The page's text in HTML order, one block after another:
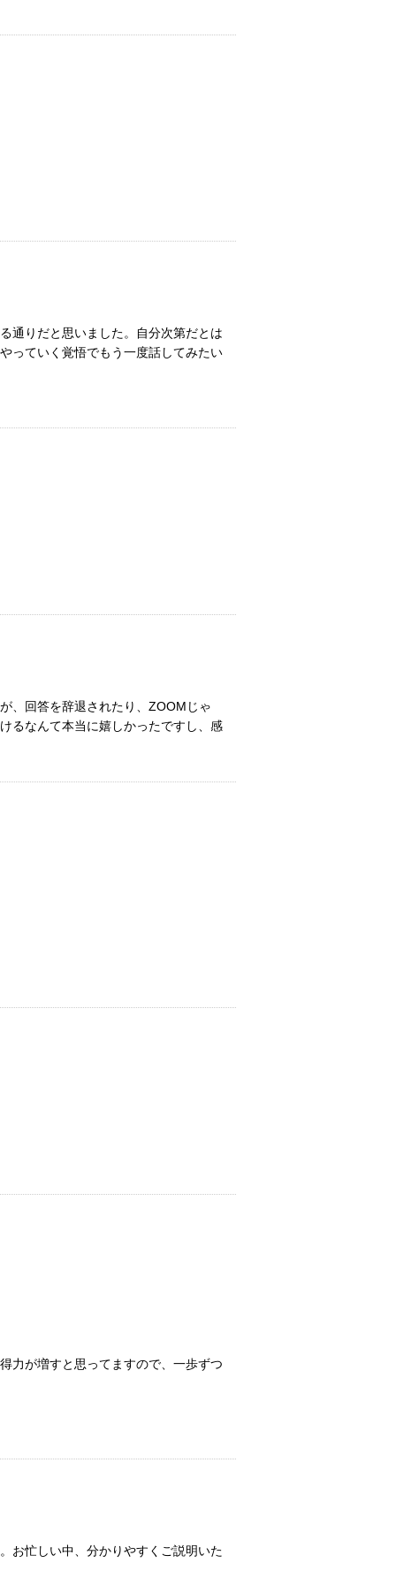
通りだと思いました。自分次第だとは
っていく覚悟でもう一度話してみたい
、回答を辞退されたり、ZOOMじゃ
るなんて本当に嬉しかったですし、感
力が増すと思ってますので、一歩ずつ
お忙しい中、分かりやすくご説明いた